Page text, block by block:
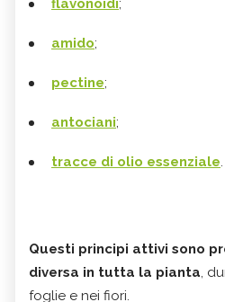
flavonoidi;
amido;
pectine;
antociani;
tracce di olio essenziale.
Questi principi attivi sono
diversa in tutta la pianta,
foglie e nei fiori.